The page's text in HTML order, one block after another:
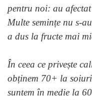
pentru noi: au
Multe semințe nu s-
a dus la fructe mai
În ceea ce privește
obținem 70+ la
suntem în medie la